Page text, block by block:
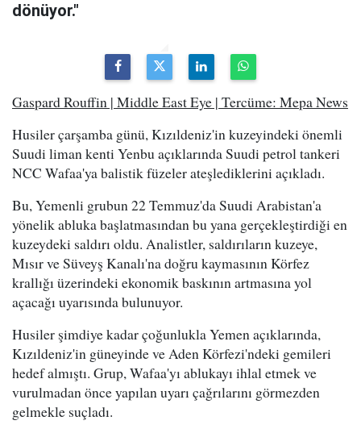
dönüyor."
Gaspard Rouffin | Middle East Eye | Tercüme: Mepa News
Husiler çarşamba günü, Kızıldeniz'in kuzeyindeki önemli
Suudi liman kenti Yenbu açıklarında Suudi petrol tankeri
NCC Wafaa'ya balistik füzeler ateşlediklerini açıkladı.
Bu, Yemenli grubun 22 Temmuz'da Suudi Arabistan'a
yönelik abluka başlatmasından bu yana gerçekleştirdiği en
kuzeydeki saldırı oldu. Analistler, saldırıların kuzeye,
Mısır ve Süveyş Kanalı'na doğru kaymasının Körfez
krallığı üzerindeki ekonomik baskının artmasına yol
açacağı uyarısında bulunuyor.
Husiler şimdiye kadar çoğunlukla Yemen açıklarında,
Kızıldeniz'in güneyinde ve Aden Körfezi'ndeki gemileri
hedef almıştı. Grup, Wafaa'yı ablukayı ihlal etmek ve
vurulmadan önce yapılan uyarı çağrılarını görmezden
gelmekle suçladı.